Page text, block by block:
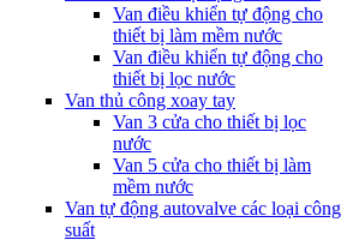
Van điều khiển tự động cho
thiết bị làm mềm nước
Van điều khiển tự động cho
thiết bị lọc nước
Van thủ công xoay tay
Van 3 cửa cho thiết bị lọc
nước
Van 5 cửa cho thiết bị làm
mềm nước
Van tự động autovalve các loại công
suất